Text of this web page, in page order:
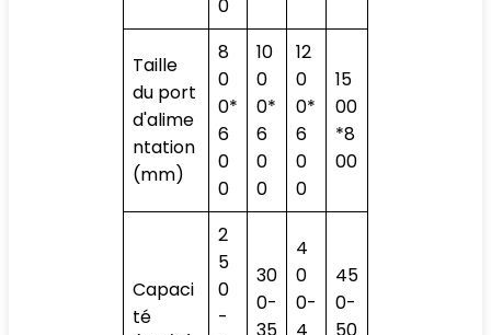
0
Taille
du port
d'alime
ntation
(mm)
8
0
0*
6
0
0
10
0
0*
6
0
0
12
0
0*
6
0
0
15
00
*8
00
Capaci
té
2
5
0
-
30
0-
4
0
0-
45
0-